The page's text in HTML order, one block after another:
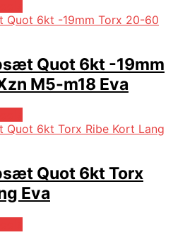
Quot 6kt -19mm
M5-m18 Eva
Quot 6kt Torx
Eva